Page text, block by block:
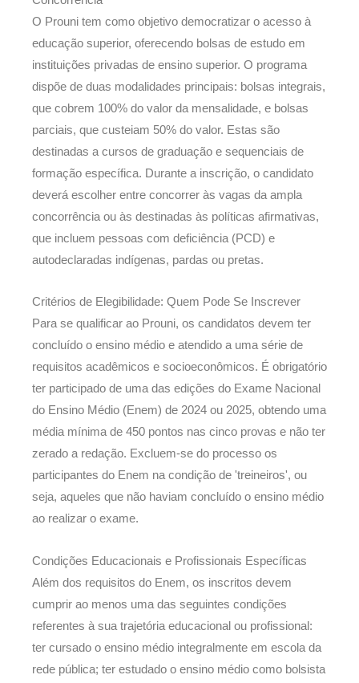
O Prouni tem como objetivo democratizar o acesso à
educação superior, oferecendo bolsas de estudo em
instituições privadas de ensino superior. O programa
dispõe de duas modalidades principais: bolsas integrais,
que cobrem 100% do valor da mensalidade, e bolsas
parciais, que custeiam 50% do valor. Estas são
destinadas a cursos de graduação e sequenciais de
formação específica. Durante a inscrição, o candidato
deverá escolher entre concorrer às vagas da ampla
concorrência ou às destinadas às políticas afirmativas,
que incluem pessoas com deficiência (PCD) e
autodeclaradas indígenas, pardas ou pretas.
Critérios de Elegibilidade: Quem Pode Se Inscrever
Para se qualificar ao Prouni, os candidatos devem ter
concluído o ensino médio e atendido a uma série de
requisitos acadêmicos e socioeconômicos. É obrigatório
ter participado de uma das edições do Exame Nacional
do Ensino Médio (Enem) de 2024 ou 2025, obtendo uma
média mínima de 450 pontos nas cinco provas e não ter
zerado a redação. Excluem-se do processo os
participantes do Enem na condição de 'treineiros', ou
seja, aqueles que não haviam concluído o ensino médio
ao realizar o exame.
Condições Educacionais e Profissionais Específicas
Além dos requisitos do Enem, os inscritos devem
cumprir ao menos uma das seguintes condições
referentes à sua trajetória educacional ou profissional:
ter cursado o ensino médio integralmente em escola da
rede pública; ter estudado o ensino médio como bolsista